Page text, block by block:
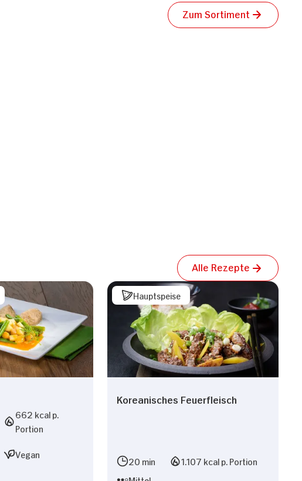
Zum Sortiment
Alle Rezepte
662 kcal p.
Portion
Vegan
Hauptspeise
Koreanisches Feuerfleisch
20 min
1.107 kcal p. Portion